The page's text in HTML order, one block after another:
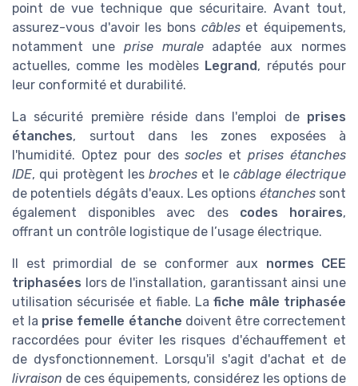
point de vue technique que sécuritaire. Avant tout,
assurez-vous d'avoir les bons câbleset équipements,
notamment une prise muraleadaptée aux normes
actuelles, comme les modèles Legrand, réputés pour
leur conformité et durabilité.
La sécurité première réside dans l'emploi de prises
étanches, surtout dans les zones exposées à
l'humidité. Optez pour dessocles etprises étanches
IDE, qui protègent les broches et le câblage électrique
de potentiels dégâts d'eaux. Les options étanchessont
également disponibles avec des codes horaires,
offrant un contrôle logistique de l’usage électrique.
Il est primordial de se conformer aux normes CEE
triphasées lors de l'installation, garantissant ainsi une
utilisation sécurisée et fiable. Lafiche mâle triphasée
et la prise femelle étanche doivent être correctement
raccordées pour éviter les risques d'échauffement et
de dysfonctionnement. Lorsqu'il s'agit d'achat et de
livraison de ces équipements, considérez les options de